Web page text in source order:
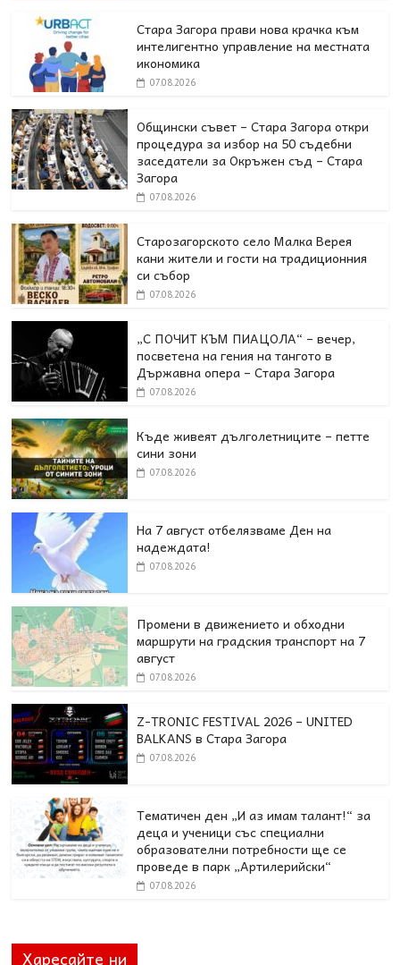
Стара Загора прави нова крачка към
интелигентно управление на местната
икономика
07.08.2026
Общински съвет – Стара Загора откри
процедура за избор на 50 съдебни
заседатели за Окръжен съд – Стара
Загора
07.08.2026
Старозагорското село Малка Верея
кани жители и гости на традиционния
си събор
07.08.2026
„С ПОЧИТ КЪМ ПИАЦОЛА“ – вечер,
посветена на гения на тангото в
Държавна опера – Стара Загора
07.08.2026
Къде живеят дълголетниците – петте
сини зони
07.08.2026
На 7 август отбелязваме Ден на
надеждата!
07.08.2026
Промени в движението и обходни
маршрути на градския транспорт на 7
август
07.08.2026
Z-TRONIC FESTIVAL 2026 – UNITED
BALKANS в Стара Загора
07.08.2026
Тематичен ден „И аз имам талант!“ за
деца и ученици със специални
образователни потребности ще се
проведе в парк „Артилерийски“
07.08.2026
Харесайте ни